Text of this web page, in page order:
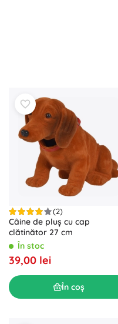
(2)
Câine de pluș cu cap
clătinător 27 cm
În stoc
39,00 lei
În coș